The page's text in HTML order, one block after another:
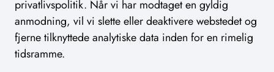
privatlivspolitik. Når vi har modtaget en gyldig
anmodning, vil vi slette eller deaktivere webstedet og
fjerne tilknyttede analytiske data inden for en rimelig
tidsramme.